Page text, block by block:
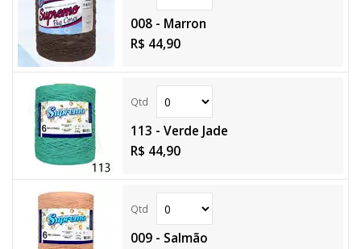
008 - Marron
R$ 44,90
113 - Verde Jade
R$ 44,90
009 - Salmão